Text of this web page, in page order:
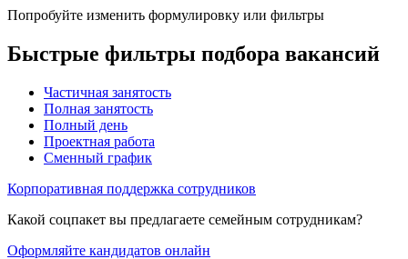
Попробуйте изменить формулировку или фильтры
Быстрые фильтры подбора вакансий
Частичная занятость
Полная занятость
Полный день
Проектная работа
Сменный график
Корпоративная поддержка сотрудников
Какой соцпакет вы предлагаете семейным сотрудникам?
Оформляйте кандидатов онлайн